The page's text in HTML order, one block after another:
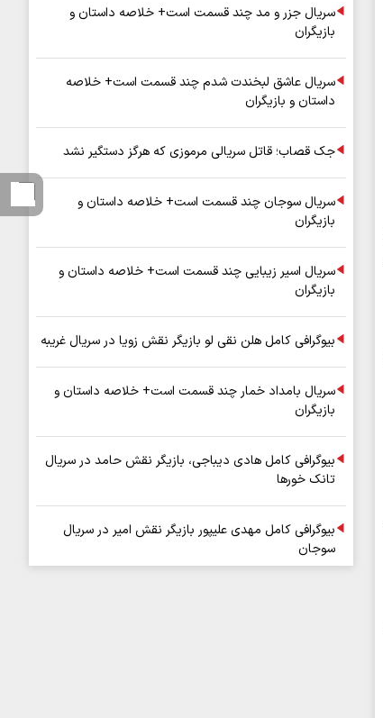
سریال جزر و مد چند قسمت است+ خلاصه داستان و
بازیگران
سریال عاشق لبخندت شدم چند قسمت است+ خلاصه
داستان و بازیگران
جک قصاب؛ قاتل سریالی مرموزی که هرگز دستگیر نشد
سریال سوجان چند قسمت است+ خلاصه داستان و
بازیگران
سریال اسیر زیبایی چند قسمت است+ خلاصه داستان و
بازیگران
بیوگرافی کامل هلن نقی لو بازیگر نقش زویا در سریال غریبه
سریال بامداد خمار چند قسمت است+ خلاصه داستان و
بازیگران
بیوگرافی کامل هادی دیباجی، بازیگر نقش حامد در سریال
تانک خورها
بیوگرافی کامل مهدی علیپور بازیگر نقش امیر در سریال
سوجان